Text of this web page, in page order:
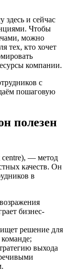
здесь и сейчас
Чтобы
можно
тех, кто хочет
компании.
с
пошаговую
полезен
centre), — метод
качеств. Он
в
бизнес-
решение для
выхода